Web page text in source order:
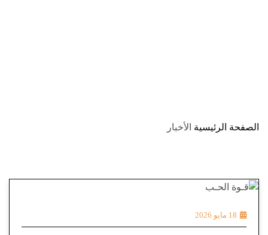
الصفحة الرئيسية الأخبار
18 مايو 2026